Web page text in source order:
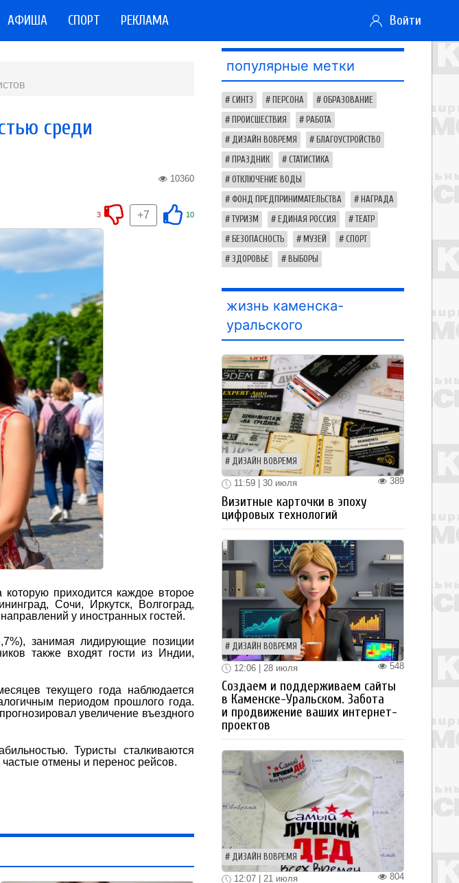
АФИША СПОРТ РЕКЛАМА Войти
среди
10360
10
+7
3
приходится каждое второе
Сочи, Иркутск, Волгоград,
у иностранных гостей.
занимая лидирующие позиции
также входят гости из Индии,
текущего года наблюдается
периодом прошлого года.
увеличение въездного
Туристы сталкиваются
частые отмены и перенос рейсов.
популярные метки
СИНТЗ ПЕРСОНА ОБРАЗОВАНИЕ
ПРОИСШЕСТВИЯ РАБОТА
ДИЗАЙН ВОВРЕМЯ БЛАГОУСТРОЙСТВО
ПРАЗДНИК СТАТИСТИКА
ОТКЛЮЧЕНИЕ ВОДЫ
ФОНД ПРЕДПРИНИМАТЕЛЬСТВА НАГРАДА
ТУРИЗМ ЕДИНАЯ РОССИЯ ТЕАТР
БЕЗОПАСНОСТЬ МУЗЕЙ СПОРТ
ЗДОРОВЬЕ ВЫБОРЫ
жизнь каменска-
уральского
ДИЗАЙН ВОВРЕМЯ
389
11:59 | 30 июля
Визитные карточки в эпоху
цифровых технологий
ДИЗАЙН ВОВРЕМЯ
548
12:06 | 28 июля
Создаем и поддерживаем сайты
в Каменске-Уральском. Забота
и продвижение ваших интернет-
проектов
ДИЗАЙН ВОВРЕМЯ
804
12:07 | 21 июля